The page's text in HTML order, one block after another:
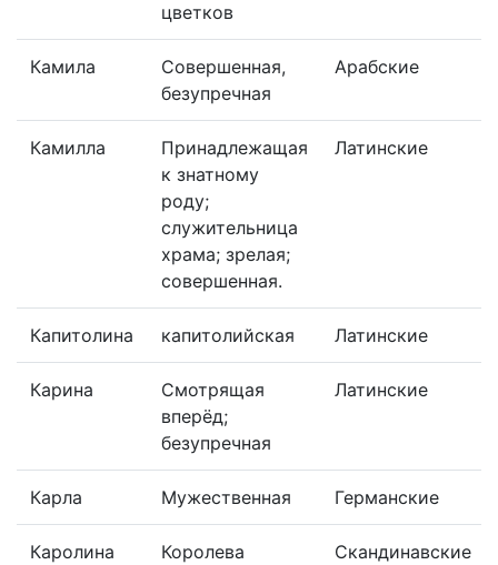
цветков
Камила
Совершенная,
безупречная
Арабские
Камилла
Принадлежащая
к знатному
роду;
служительница
храма; зрелая;
совершенная.
Латинские
Капитолина капитолийская Латинские
Карина
Смотрящая
вперёд;
безупречная
Латинские
Карла Мужественная Германские
Каролина Королева Скандинавские